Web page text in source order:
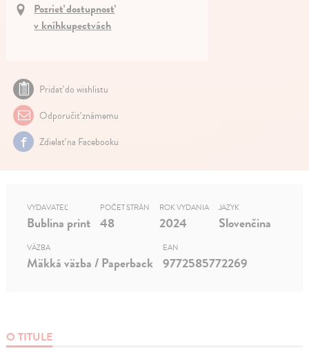
Pozrieť dostupnosť
v kníhkupectvách
Pridať do wishlistu
Odporučiť známemu
Zdielať na Facebooku
O TITULE
VYDAVATEĽ
Bublina print
POČET STRÁN
48
ROK VYDANIA
2024
JAZYK
Slovenčina
VÄZBA
Mäkká väzba / Paperback
EAN
9772585772269